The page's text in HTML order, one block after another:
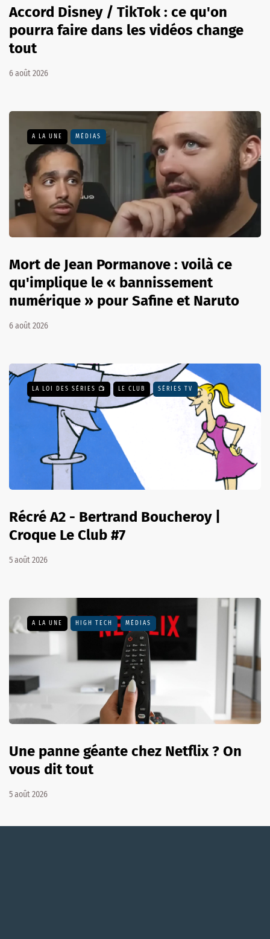
Accord Disney / TikTok : ce qu'on
pourra faire dans les vidéos change
tout
6 août 2026
A LA UNE MÉDIAS
Mort de Jean Pormanove : voilà ce
qu'implique le « bannissement
numérique » pour Safine et Naruto
6 août 2026
LA LOI DES SÉRIES 📺 LE CLUB SÉRIES TV
Récré A2 - Bertrand Boucheroy |
Croque Le Club #7
5 août 2026
A LA UNE HIGH TECH MÉDIAS
Une panne géante chez Netflix ? On
vous dit tout
5 août 2026